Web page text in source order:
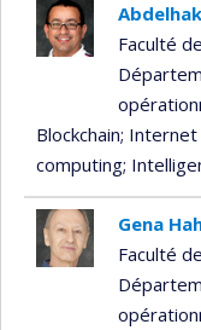
Faculté
Blockchain; Internet
computing;
Gena
Faculté